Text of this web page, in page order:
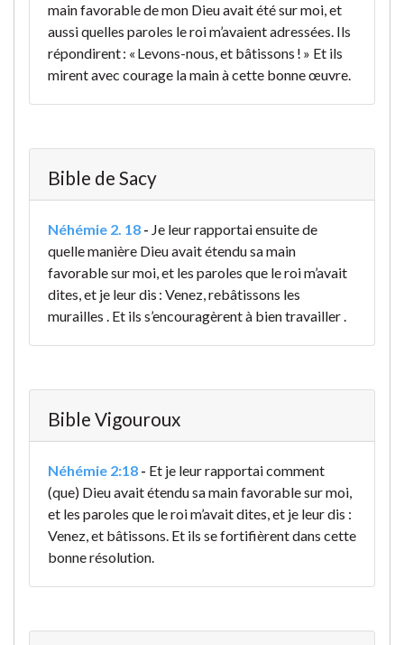
main favorable de mon Dieu avait été sur moi, et
aussi quelles paroles le roi m’avaient adressées. Ils
répondirent : « Levons-nous, et bâtissons ! » Et ils
mirent avec courage la main à cette bonne œuvre.
Bible de Sacy
Néhémie 2. 18 - Je leur rapportai ensuite de
quelle manière Dieu avait étendu sa main
favorable sur moi, et les paroles que le roi m’avait
dites, et je leur dis : Venez, rebâtissons les
murailles . Et ils s’encouragèrent à bien travailler .
Bible Vigouroux
Néhémie 2:18 - Et je leur rapportai comment
(que) Dieu avait étendu sa main favorable sur moi,
et les paroles que le roi m’avait dites, et je leur dis :
Venez, et bâtissons. Et ils se fortifièrent dans cette
bonne résolution.